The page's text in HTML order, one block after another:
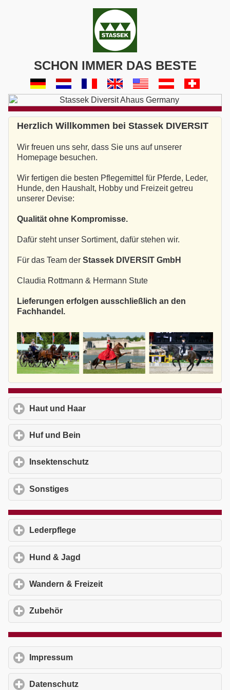
SCHON IMMER DAS BESTE
Herzlich Willkommen bei Stassek DIVERSIT
Wir freuen uns sehr, dass Sie uns auf unserer
Homepage besuchen.
Wir fertigen die besten Pflegemittel für Pferde, Leder,
Hunde, den Haushalt, Hobby und Freizeit getreu
unserer Devise:
Qualität ohne Kompromisse.
Dafür steht unser Sortiment, dafür stehen wir.
Für das Team der Stassek DIVERSIT GmbH
Claudia Rottmann & Hermann Stute
Lieferungen erfolgen ausschließlich an den
Fachhandel.
Haut und Haar
Huf und Bein
Insektenschutz
Sonstiges
Lederpflege
Hund & Jagd
Wandern & Freizeit
Zubehör
Impressum
Datenschutz